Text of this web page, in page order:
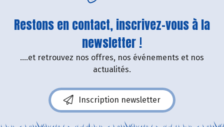
Restons en contact, inscrivez-vous à la
newsletter !
....et retrouvez nos offres, nos événements et nos
actualités.
Inscription newsletter